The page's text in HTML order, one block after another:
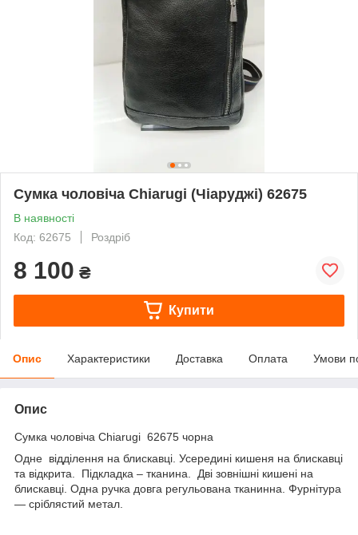
Сумка чоловіча Chiarugi (Чіаруджі) 62675
В наявності
Код: 62675
Роздріб
8 100 ₴
Купити
Опис Характеристики Доставка Оплата Умови
Опис
Сумка чоловіча Chiarugi 62675 чорна
Одне відділення на блискавці. Усередині кишеня на блискавці
та відкрита. Підкладка – тканина. Дві зовнішні кишені на
блискавці. Одна ручка довга регульована тканинна. Фурнітура
— сріблястий метал.